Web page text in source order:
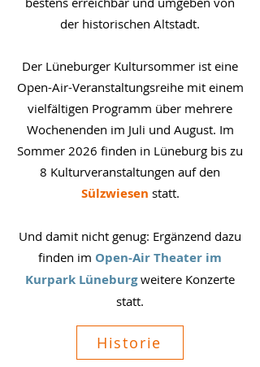
der historischen Altstadt.
Der Lüneburger Kultursommer ist eine
Open-Air-Veranstaltungsreihe mit einem
vielfältigen Programm über mehrere
Wochenenden im Juli und August. Im
Sommer 2026 finden in Lüneburg bis zu
8 Kulturveranstaltungen auf den
Sülzwiesen statt.
Und damit nicht genug: Ergänzend dazu
finden im Open-Air Theater im
Kurpark Lüneburg weitere Konzerte
statt.
Historie